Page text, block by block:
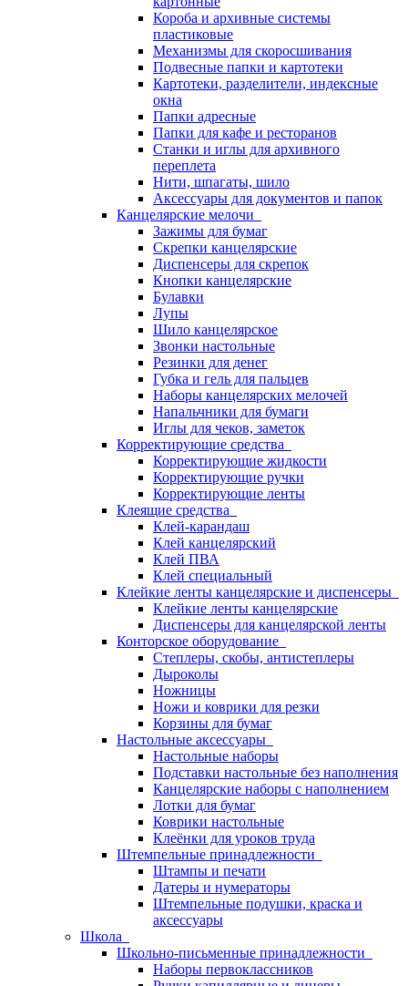
Короба и архивные системы
пластиковые
Механизмы для скоросшивания
Подвесные папки и картотеки
Картотеки, разделители, индексные
окна
Папки адресные
Папки для кафе и ресторанов
Станки и иглы для архивного
переплета
Нити, шпагаты, шило
Аксессуары для документов и папок
Канцелярские мелочи
Зажимы для бумаг
Скрепки канцелярские
Диспенсеры для скрепок
Кнопки канцелярские
Булавки
Лупы
Шило канцелярское
Звонки настольные
Резинки для денег
Губка и гель для пальцев
Наборы канцелярских мелочей
Напальчники для бумаги
Иглы для чеков, заметок
Корректирующие средства
Корректирующие жидкости
Корректирующие ручки
Корректирующие ленты
Клеящие средства
Клей-карандаш
Клей канцелярский
Клей ПВА
Клей специальный
Клейкие ленты канцелярские и диспенсеры
Клейкие ленты канцелярские
Диспенсеры для канцелярской ленты
Конторское оборудование
Степлеры, скобы, антистеплеры
Дыроколы
Ножницы
Ножи и коврики для резки
Корзины для бумаг
Настольные аксессуары
Настольные наборы
Подставки настольные без наполнения
Канцелярские наборы с наполнением
Лотки для бумаг
Коврики настольные
Клеёнки для уроков труда
Штемпельные принадлежности
Штампы и печати
Датеры и нумераторы
Штемпельные подушки, краска и
аксессуары
Школа
Школьно-письменные принадлежности
Наборы первоклассников